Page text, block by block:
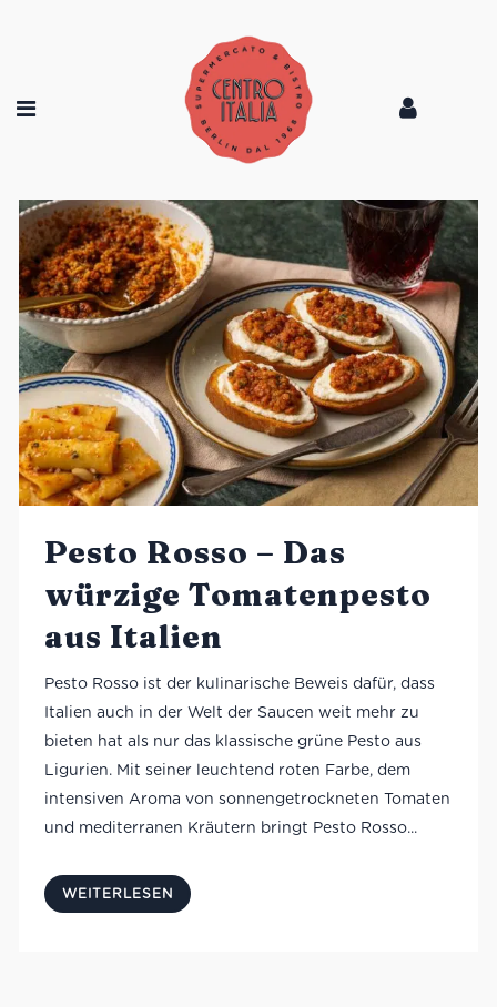
Pesto Rosso – Das
würzige Tomatenpesto
aus Italien
Pesto Rosso ist der kulinarische Beweis dafür, dass
Italien auch in der Welt der Saucen weit mehr zu
bieten hat als nur das klassische grüne Pesto aus
Ligurien. Mit seiner leuchtend roten Farbe, dem
intensiven Aroma von sonnengetrockneten Tomaten
und mediterranen Kräutern bringt Pesto Rosso...
WEITERLESEN